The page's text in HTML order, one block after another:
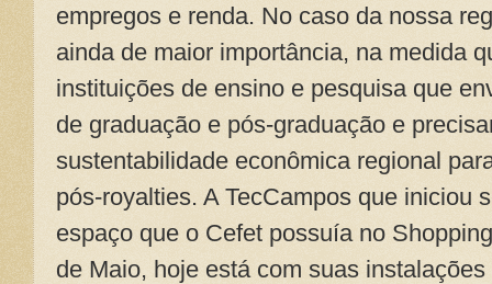
empregos e renda. No caso da nossa
ainda de maior importância, na medida
instituições de ensino e pesquisa que
de graduação e pós-graduação e
sustentabilidade econômica regional
pós-royalties. A TecCampos que iniciou
espaço que o Cefet possuía no
de Maio, hoje está com suas